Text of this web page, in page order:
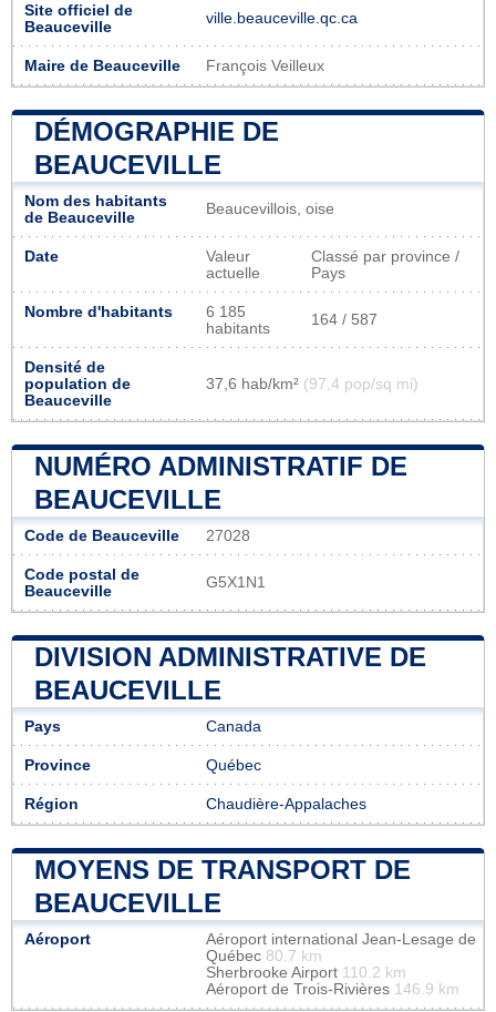
Site officiel de
Beauceville
ville.beauceville.qc.ca
Maire de Beauceville François Veilleux
DÉMOGRAPHIE DE
BEAUCEVILLE
Nom des habitants
de Beauceville
Beaucevillois, oise
Date
Valeur
actuelle
Classé par province /
Pays
Nombre d'habitants
6 185
habitants
164 / 587
Densité de
population de
Beauceville
37,6 hab/km² (97,4 pop/sq mi)
NUMÉRO ADMINISTRATIF DE
BEAUCEVILLE
Code de Beauceville 27028
Code postal de
Beauceville
G5X1N1
DIVISION ADMINISTRATIVE DE
BEAUCEVILLE
Pays Canada
Province Québec
Région Chaudière-Appalaches
MOYENS DE TRANSPORT DE
BEAUCEVILLE
Aéroport
Aéroport international Jean-Lesage de
Québec 80.7 km
Sherbrooke Airport 110.2 km
Aéroport de Trois-Rivières 146.9 km